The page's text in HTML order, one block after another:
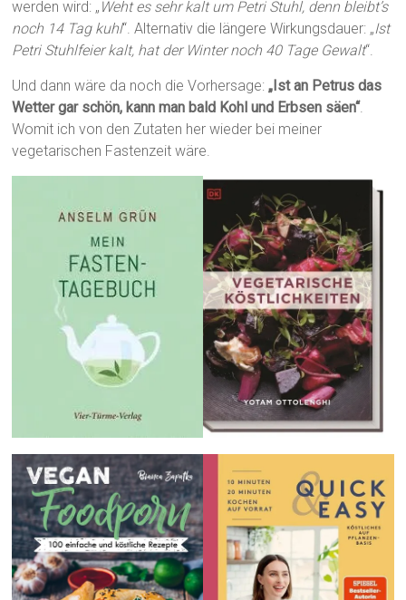
werden wird: „ Weht es sehr kalt um Petri Stuhl, denn bleibt’s
noch 14 Tag kuhl“. Alternativ die längere Wirkungsdauer: „Ist
Petri Stuhlfeier kalt, hat der Winter noch 40 Tage Gewalt“.
Und dann wäre da noch die Vorhersage:„Ist an Petrus das
Wetter gar schön, kann man bald Kohl und Erbsen säen“.
Womit ich von den Zutaten her wieder bei meiner
vegetarischen Fastenzeit wäre.